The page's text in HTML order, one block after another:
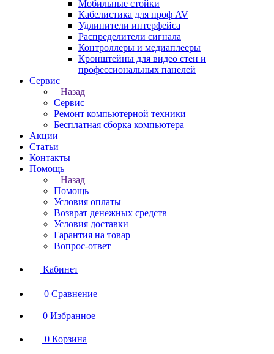
Мобильные стойки
Кабелистика для проф AV
Удлинители интерфейса
Распределители сигнала
Контроллеры и медиаплееры
Кронштейны для видео стен и
профессиональных панелей
Сервис
Назад
Сервис
Ремонт компьютерной техники
Бесплатная сборка компьютера
Акции
Статьи
Контакты
Помощь
Назад
Помощь
Условия оплаты
Возврат денежных средств
Условия доставки
Гарантия на товар
Вопрос-ответ
Кабинет
0 Сравнение
0 Избранное
0 Корзина